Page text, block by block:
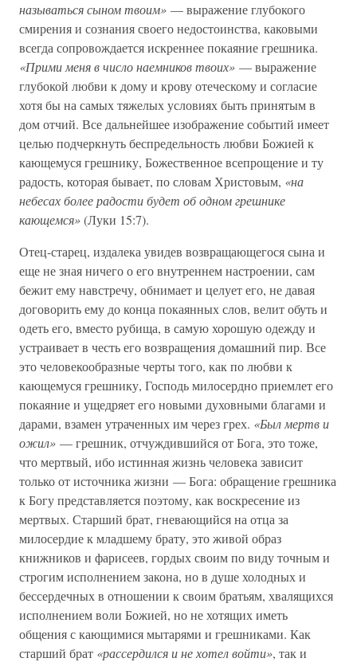
называться сыном твоим» — выражение глубокого
смирения и сознания своего недостоинства, каковыми
всегда сопровождается искреннее покаяние грешника.
«Прими меня в число наемников твоих» — выражение
глубокой любви к дому и крову отеческому и согласие
хотя бы на самых тяжелых условиях быть принятым в
дом отчий. Все дальнейшее изображение событий имеет
целью подчеркнуть беспредельность любви Божией к
кающемуся грешнику, Божественное всепрощение и ту
радость, которая бывает, по словам Христовым, «на
небесах более радости будет об одном грешнике
кающемся»(Луки 15:7).
Отец-старец, издалека увидев возвращающегося сына и
еще не зная ничего о его внутреннем настроении, сам
бежит ему навстречу, обнимает и целует его, не давая
договорить ему до конца покаянных слов, велит обуть и
одеть его, вместо рубища, в самую хорошую одежду и
устраивает в честь его возвращения домашний пир. Все
это человекообразные черты того, как по любви к
кающемуся грешнику, Господь милосердно приемлет его
покаяние и ущедряет его новыми духовными благами и
дарами, взамен утраченных им через грех. «Был мертв и
ожил» — грешник, отчуждившийся от Бога, это тоже,
что мертвый, ибо истинная жизнь человека зависит
только от источника жизни — Бога: обращение грешника
к Богу представляется поэтому, как воскресение из
мертвых. Старший брат, гневающийся на отца за
милосердие к младшему брату, это живой образ
книжников и фарисеев, гордых своим по виду точным и
строгим исполнением закона, но в душе холодных и
бессердечных в отношении к своим братьям, хвалящихся
исполнением воли Божией, но не хотящих иметь
общения с кающимися мытарями и грешниками. Как
старший брат «рассердился и не хотел войти», так и